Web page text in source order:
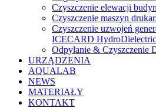
Czyszczenie elewacji
Czyszczenie maszyn
Czyszczenie uzwojeń
ICECARD HydroDielectric
Odpylanie & Czyszczenie
URZĄDZENIA
AQUALAB
NEWS
MATERIAŁY
KONTAKT